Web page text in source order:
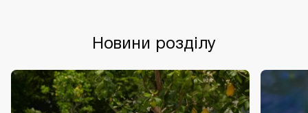
Новини розділу